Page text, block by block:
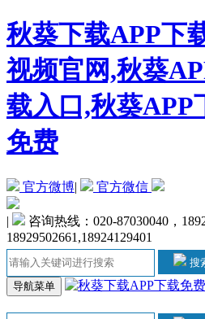
秋葵下载APP下
视频官网,秋葵
载入口,秋葵APP
免费
官方微博| 官方微信
|
咨询热线：020-87030040，
18929502661,18924129401
搜
导航菜单